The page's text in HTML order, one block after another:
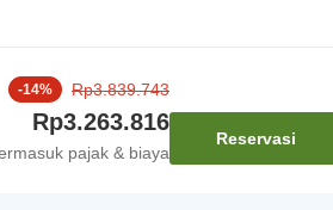
-14% Rp3.839.743
Rp3.263.816
pajak & biaya
Reservasi